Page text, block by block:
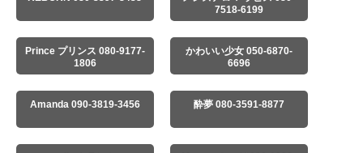
7518-6199
Prince プリンス 080-9177-
1806
かわいい少女 050-6870-
6696
Amanda 090-3819-3456 酔夢 080-3591-8877